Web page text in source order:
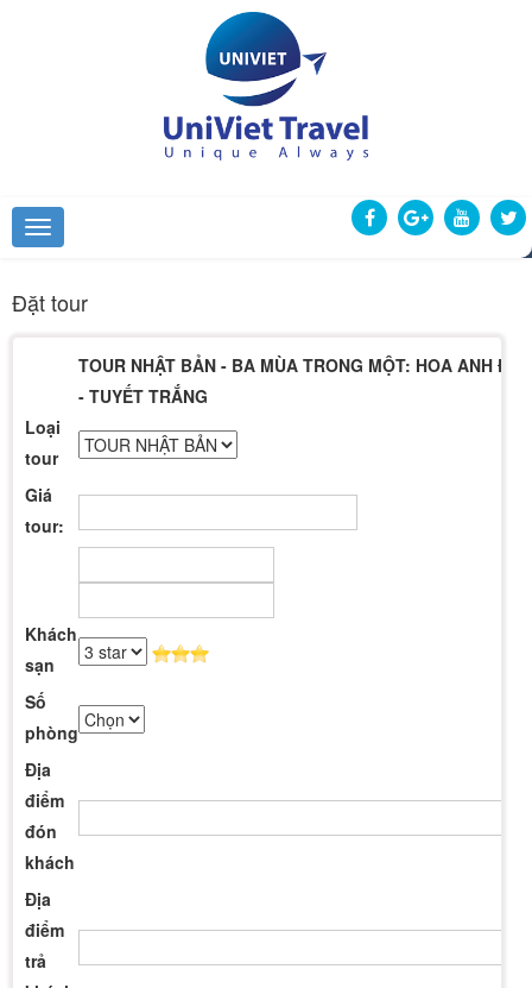
Đặt tour
TOUR NHẬT BẢN - BA MÙA TRONG MỘT: HOA ANH
- TUYẾT TRẮNG
Loại
tour
Giá
tour:
Khách
sạn
Số
phòng
Địa
điểm
đón
khách
Địa
điểm
trả